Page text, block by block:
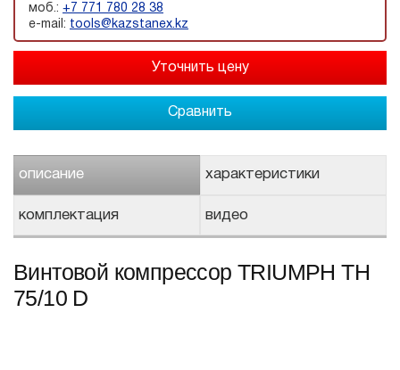
моб.: +7 771 780 28 38
e-mail: tools@kazstanex.kz
Сравнить
описание характеристики
комплектация видео
Винтовой компрессор TRIUMPH TH
75/10 D